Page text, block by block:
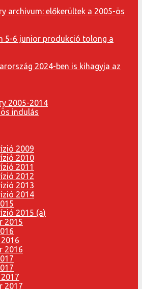
archivum: előkerültek a 2005-ös
5-6 junior produkció tolong a
2024-ben is kihagyja az
2005-2014
indulás
2009
2010
2011
2012
2013
2014
2015 (a)
2015
2016
2017